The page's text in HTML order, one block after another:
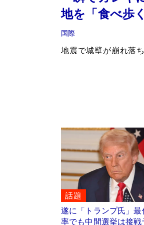
地を「食べ歩く
国際
地震で城壁が崩れ落
話題
遂に「トランプ氏」最
率でも中間選挙は接